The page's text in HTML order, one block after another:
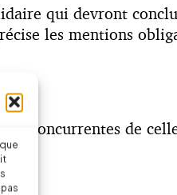
qui devront
les mentions
concurrentes de